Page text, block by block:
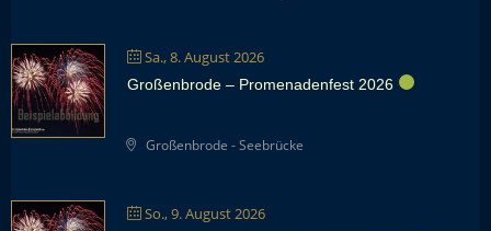
Sa., 8. August 2026
Großenbrode – Promenadenfest 2026
Großenbrode - Seebrücke
So., 9. August 2026